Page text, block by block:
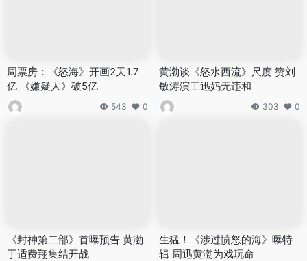
周票房：《怒海》开画2天1.7
亿 《嫌疑人》破5亿
543 0
黄渤谈《怒水西流》尺度 赞刘
敏涛演王迅妈无违和
303 0
《封神第二部》首曝预告 黄渤
于适费翔集结开战
生猛！《涉过愤怒的海》曝特
辑 周迅黄渤为戏玩命